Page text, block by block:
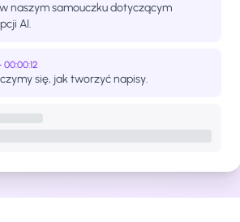
naszym samouczku dotyczącym
AI.
się, jak tworzyć napisy.